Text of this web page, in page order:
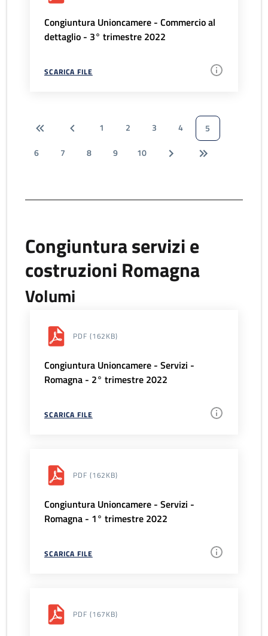
Congiuntura Unioncamere - Commercio al
dettaglio - 3° trimestre 2022
SCARICA FILE
1 2 3 4
5
6
7 8 9 10
Congiuntura servizi e
costruzioni Romagna
Volumi
PDF (162KB)
Congiuntura Unioncamere - Servizi -
Romagna - 2° trimestre 2022
SCARICA FILE
PDF (162KB)
Congiuntura Unioncamere - Servizi -
Romagna - 1° trimestre 2022
SCARICA FILE
PDF (167KB)